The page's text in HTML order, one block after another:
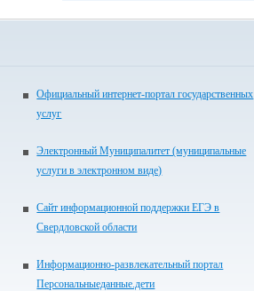
Официальный интернет-портал государственных
услуг
Электронный Муниципалитет (муниципальные
услуги в электронном виде)
Сайт информационной поддержки ЕГЭ в
Свердловской области
Информационно-развлекательный портал
Персональныеданные.дети